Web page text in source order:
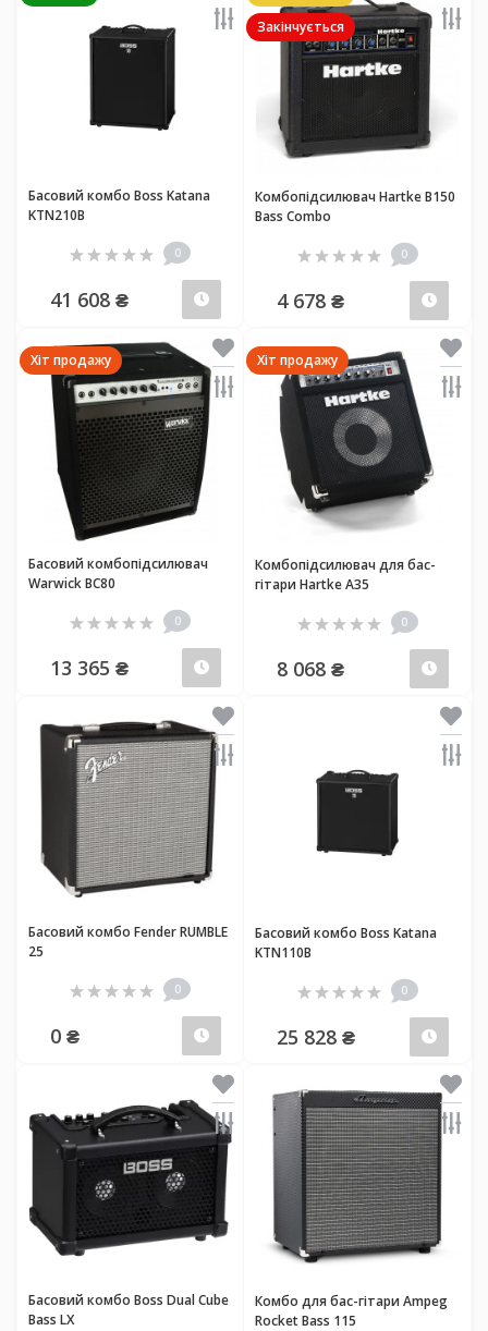
Басовий комбо Boss Katana
KTN210B
0
41 608 ₴ Передзамовлення
Закінчується
Комбопідсилювач Hartke B150
Bass Combo
0
4 678 ₴
Хіт продажу
Басовий комбопідсилювач
Warwick BC80
0
13 365 ₴ Передзамовлення
Хіт продажу
Комбопідсилювач для бас-
гітари Hartke A35
0
8 068 ₴
Басовий комбо Fender RUMBLE
25
0
0 ₴ Передзамовлення
Басовий комбо Boss Katana
KTN110B
0
25 828 ₴
Басовий комбо Boss Dual Cube
Bass LX
Комбо для бас-гітари Ampeg
Rocket Bass 115